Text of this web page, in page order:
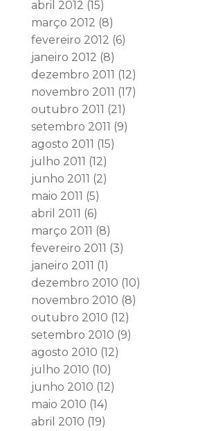
abril 2012 (15)
março 2012 (8)
fevereiro 2012 (6)
janeiro 2012 (8)
dezembro 2011 (12)
novembro 2011 (17)
outubro 2011 (21)
setembro 2011 (9)
agosto 2011 (15)
julho 2011 (12)
junho 2011 (2)
maio 2011 (5)
abril 2011 (6)
março 2011 (8)
fevereiro 2011 (3)
janeiro 2011 (1)
dezembro 2010 (10)
novembro 2010 (8)
outubro 2010 (12)
setembro 2010 (9)
agosto 2010 (12)
julho 2010 (10)
junho 2010 (12)
maio 2010 (14)
abril 2010 (19)